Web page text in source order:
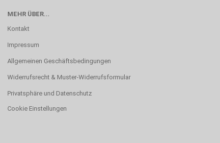
MEHR ÜBER...
Kontakt
Impressum
Allgemeinen Geschäftsbedingungen
Widerrufsrecht & Muster-Widerrufsformular
Privatsphäre und Datenschutz
Cookie Einstellungen